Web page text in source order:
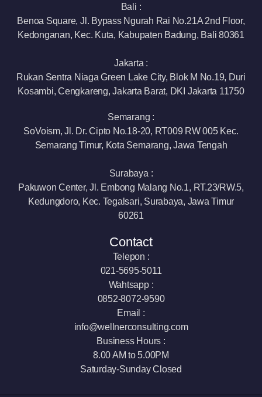
Bali :
Benoa Square, Jl. Bypass Ngurah Rai No.21A 2nd Floor,
Kedonganan, Kec. Kuta, Kabupaten Badung, Bali 80361
Jakarta :
Rukan Sentra Niaga Green Lake City, Blok M No.19, Duri
Kosambi, Cengkareng, Jakarta Barat, DKI Jakarta 11750
Semarang :
SoVoism, Jl. Dr. Cipto No.18-20, RT009 RW 005 Kec.
Semarang Timur, Kota Semarang, Jawa Tengah
Surabaya :
Pakuwon Center, Jl. Embong Malang No.1, RT.23/RW.5,
Kedungdoro, Kec. Tegalsari, Surabaya, Jawa Timur
60261
Contact
Telepon :
021-5695-5011
Wahtsapp :
0852-8072-9590
Email :
info@wellnerconsulting.com
Business Hours :
8.00 AM to 5.00PM
Saturday-Sunday Closed